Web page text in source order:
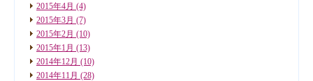
2015年4月 (4)
2015年3月 (7)
2015年2月 (10)
2015年1月 (13)
2014年12月 (10)
2014年11月 (28)